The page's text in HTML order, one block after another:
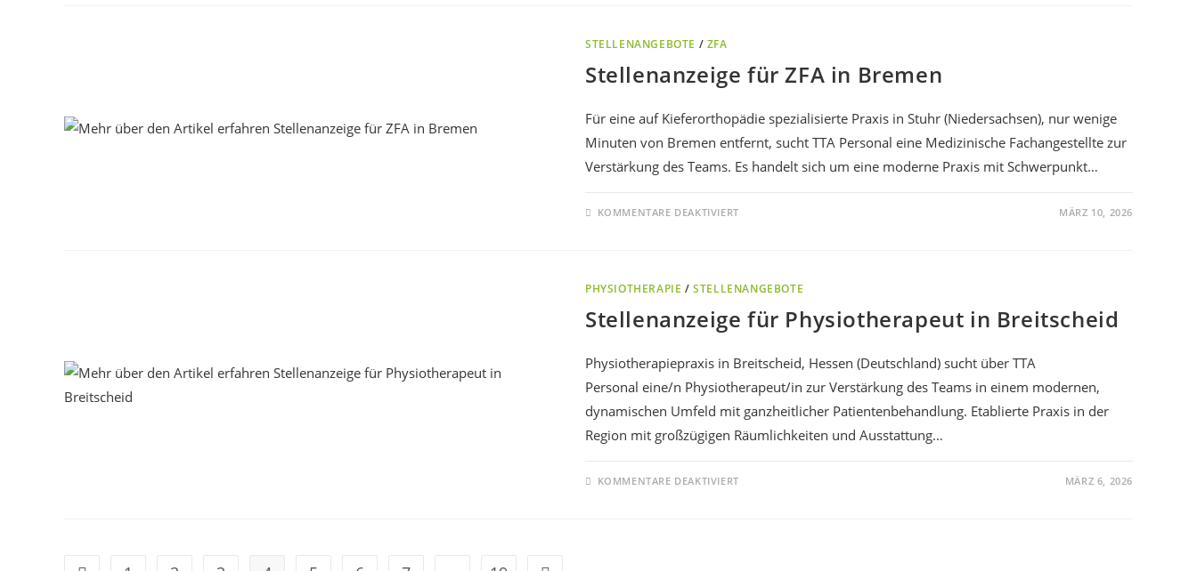
STELLENANGEBOTE / ZFA
Stellenanzeige für ZFA in Bremen
Für eine auf Kieferorthopädie spezialisierte Praxis in Stuhr (Niedersachsen), nur wenige
Minuten von Bremen entfernt, sucht TTA Personal eine Medizinische Fachangestellte zur
Verstärkung des Teams. Es handelt sich um eine moderne Praxis mit Schwerpunkt…
KOMMENTARE DEAKTIVIERT MÄRZ 10, 2026
PHYSIOTHERAPIE /STELLENANGEBOTE
Stellenanzeige für Physiotherapeut in Breitscheid
Physiotherapiepraxis in Breitscheid, Hessen (Deutschland) sucht über TTA
Personal eine/n Physiotherapeut/in zur Verstärkung des Teams in einem modernen,
dynamischen Umfeld mit ganzheitlicher Patientenbehandlung. Etablierte Praxis in der
Region mit großzügigen Räumlichkeiten und Ausstattung…
KOMMENTARE DEAKTIVIERT MÄRZ 6, 2026